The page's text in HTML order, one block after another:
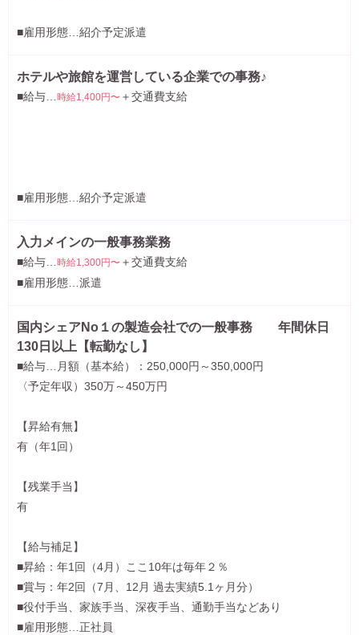
■雇用形態…紹介予定派遣
ホテルや旅館を運営している企業での事務♪
■給与… 時給1,400円〜 ＋交通費支給
■雇用形態…紹介予定派遣
入力メインの一般事務業務
■給与… 時給1,300円〜 ＋交通費支給
■雇用形態…派遣
国内シェアNo１の製造会社での一般事務 年間休日
130日以上【転勤なし】
■給与…月額（基本給）：250,000円～350,000円
〈予定年収）350万～450万円
【昇給有無】
有（年1回）
【残業手当】
有
【給与補足】
■昇給：年1回（4月）ここ10年は毎年２％
■賞与：年2回（7月、12月 過去実績5.1ヶ月分）
■役付手当、家族手当、深夜手当、通勤手当などあり
■雇用形態…正社員